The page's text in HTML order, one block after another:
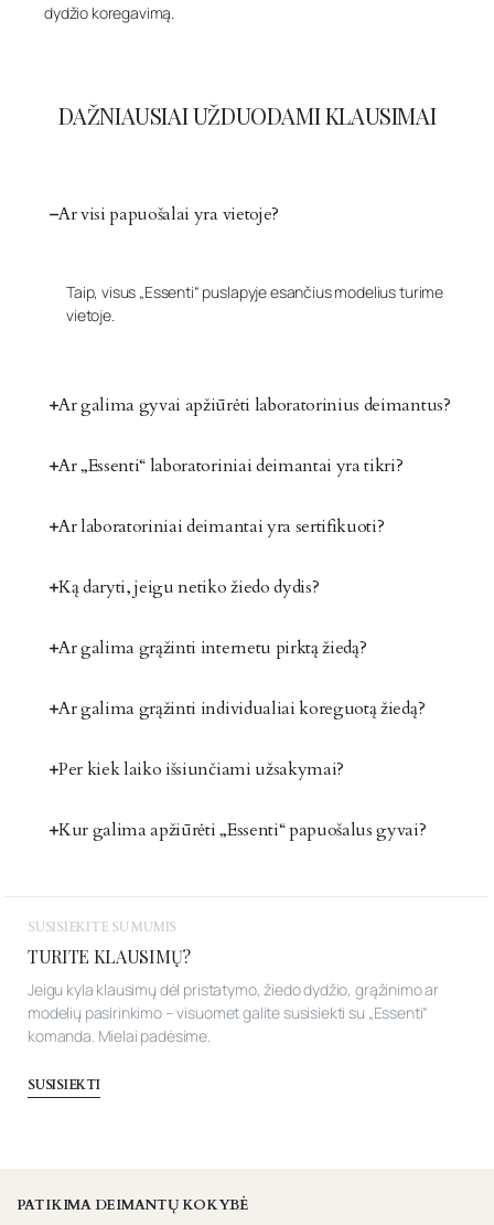
dydžio koregavimą.
DAŽNIAUSIAI UŽDUODAMI KLAUSIMAI
Ar visi papuošalai yra vietoje?
Taip, visus „Essenti“ puslapyje esančius modelius turime
vietoje.
Ar galima gyvai apžiūrėti laboratorinius deimantus?
Ar „Essenti“ laboratoriniai deimantai yra tikri?
Ar laboratoriniai deimantai yra sertifikuoti?
Ką daryti, jeigu netiko žiedo dydis?
Ar galima grąžinti internetu pirktą žiedą?
Ar galima grąžinti individualiai koreguotą žiedą?
Per kiek laiko išsiunčiami užsakymai?
Kur galima apžiūrėti „Essenti“ papuošalus gyvai?
SUSISIEKITE SU MUMIS
TURITE KLAUSIMŲ?
Jeigu kyla klausimų dėl pristatymo, žiedo dydžio, grąžinimo ar
modelių pasirinkimo – visuomet galite susisiekti su „Essenti“
komanda. Mielai padėsime.
SUSISIEKTI
PATIKIMA DEIMANTŲ KOKYBĖ